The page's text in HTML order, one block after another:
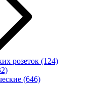
розеток (124)
(646)